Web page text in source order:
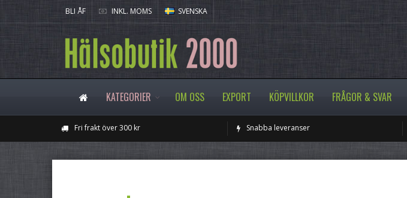
BLI ÅF INKL. MOMS SVENSKA
KATEGORIER OM OSS EXPORT KÖPVILLKOR FRÅGOR & SVAR
Fri frakt över 300 kr Snabba leveranser